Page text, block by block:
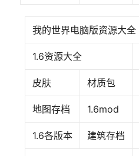
我的世界电脑版资源大全
1.6资源大全
皮肤 材质包
地图存档 1.6mod
1.6各版本 建筑存档